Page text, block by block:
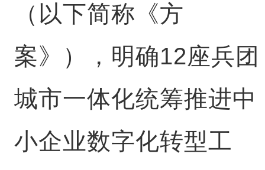
（以下简称《方
案》），明确12座兵团
城市一体化统筹推进中
小企业数字化转型工